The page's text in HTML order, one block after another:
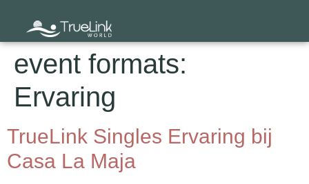
event formats:
Ervaring
TrueLink Singles Ervaring bij
Casa La Maja